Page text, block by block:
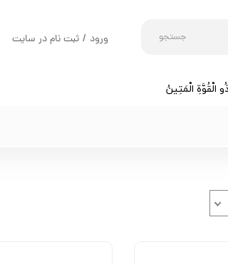
جستجو ورود / ثبت نام در سایت
الْقُوَّةِ الْمَتِينُ​​​​​​​